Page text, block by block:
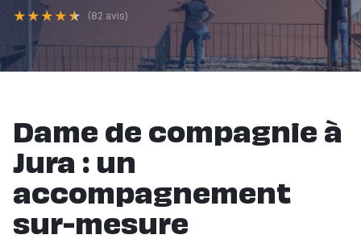
★ ★ ★ ★ ★ (82 avis)
Dame de compagnie à
Jura : un
accompagnement
sur-mesure